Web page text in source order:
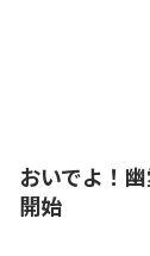
おいでよ！
開始